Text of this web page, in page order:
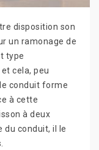
disposition son
un ramonage de
type
cela, peu
conduit forme
à cette
à deux
conduit, il le